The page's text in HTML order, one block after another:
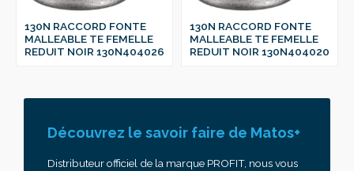
130N RACCORD FONTE
MALLEABLE TE FEMELLE
REDUIT NOIR 130N404026
130N RACCORD FONTE
MALLEABLE TE FEMELLE
REDUIT NOIR 130N404020
Découvrez le savoir faire de Matos+
Distributeur officiel de la marque PROFIT, nous vous